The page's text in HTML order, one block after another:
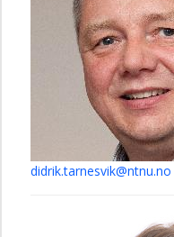
didrik.tarnesvik@ntnu.no